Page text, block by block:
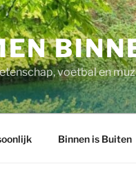
voetbal en
Binnen is Buiten